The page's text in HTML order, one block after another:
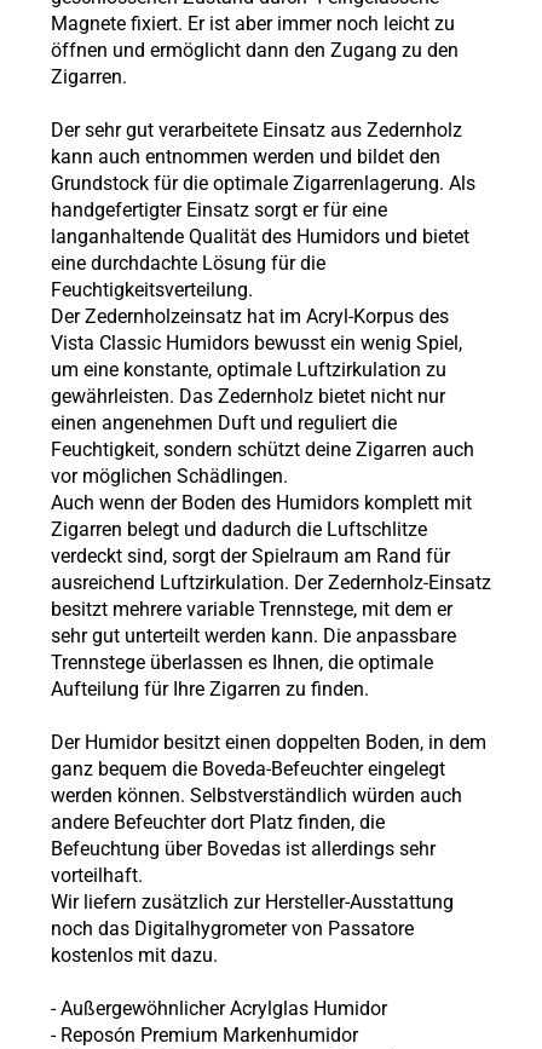
Magnete fixiert. Er ist aber immer noch leicht zu
öffnen und ermöglicht dann den Zugang zu den
Zigarren.
Der sehr gut verarbeitete Einsatz aus Zedernholz
kann auch entnommen werden und bildet den
Grundstock für die optimale Zigarrenlagerung. Als
handgefertigter Einsatz sorgt er für eine
langanhaltende Qualität des Humidors und bietet
eine durchdachte Lösung für die
Feuchtigkeitsverteilung.
Der Zedernholzeinsatz hat im Acryl-Korpus des
Vista Classic Humidors bewusst ein wenig Spiel,
um eine konstante, optimale Luftzirkulation zu
gewährleisten. Das Zedernholz bietet nicht nur
einen angenehmen Duft und reguliert die
Feuchtigkeit, sondern schützt deine Zigarren auch
vor möglichen Schädlingen.
Auch wenn der Boden des Humidors komplett mit
Zigarren belegt und dadurch die Luftschlitze
verdeckt sind, sorgt der Spielraum am Rand für
ausreichend Luftzirkulation. Der Zedernholz-Einsatz
besitzt mehrere variable Trennstege, mit dem er
sehr gut unterteilt werden kann. Die anpassbare
Trennstege überlassen es Ihnen, die optimale
Aufteilung für Ihre Zigarren zu finden.
Der Humidor besitzt einen doppelten Boden, in dem
ganz bequem die Boveda-Befeuchter eingelegt
werden können. Selbstverständlich würden auch
andere Befeuchter dort Platz finden, die
Befeuchtung über Bovedas ist allerdings sehr
vorteilhaft.
Wir liefern zusätzlich zur Hersteller-Ausstattung
noch das Digitalhygrometer von Passatore
kostenlos mit dazu.
- Außergewöhnlicher Acrylglas Humidor
- Reposón Premium Markenhumidor